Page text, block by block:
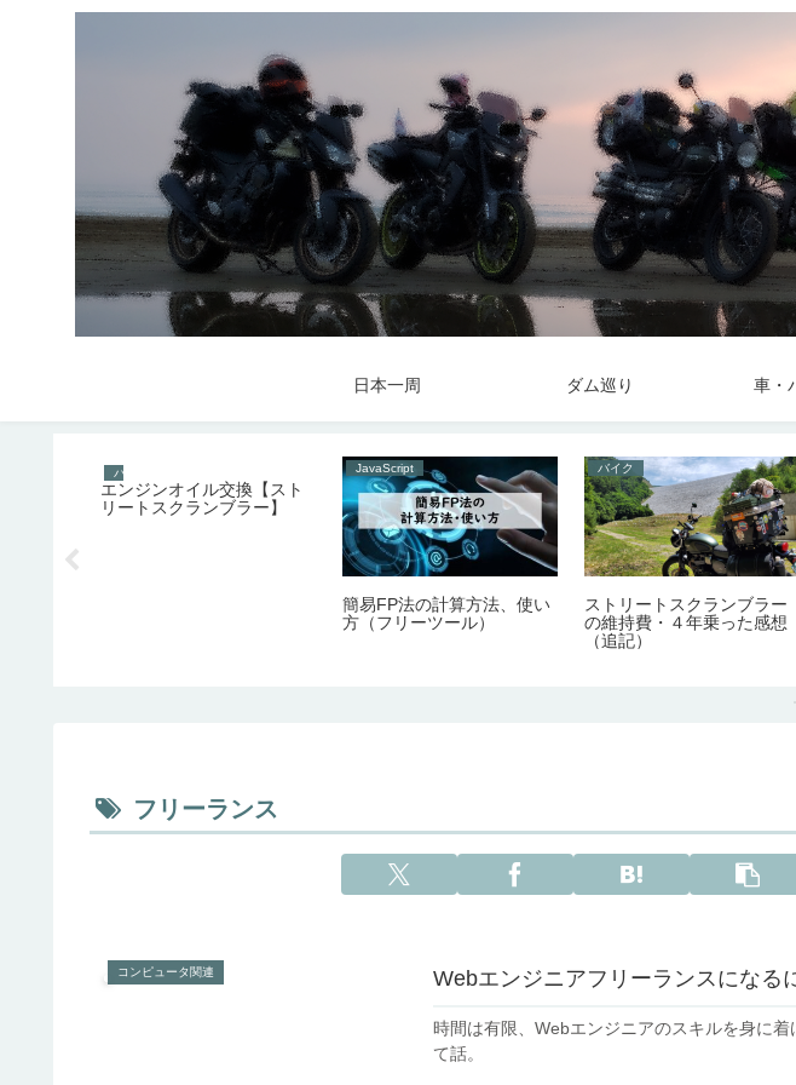
日本一周 ダム巡り 車・
バイク
エンジンオイル交換【スト
リートスクランブラー】
JavaScript
簡易FP法の計算方法、使い
方（フリーツール）
バイク
ストリートスクランブラー
の維持費・４年乗った感想
（追記）
フリーランス
コンピュータ関連 Webエンジニアフリーランスになる
時間は有限、Webエンジニアのスキルを身に
て話。